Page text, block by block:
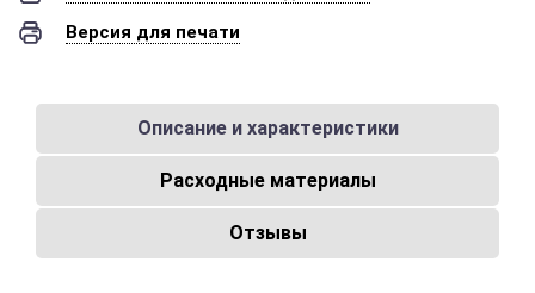
Версия для печати
Описание и характеристики
Расходные материалы
Отзывы